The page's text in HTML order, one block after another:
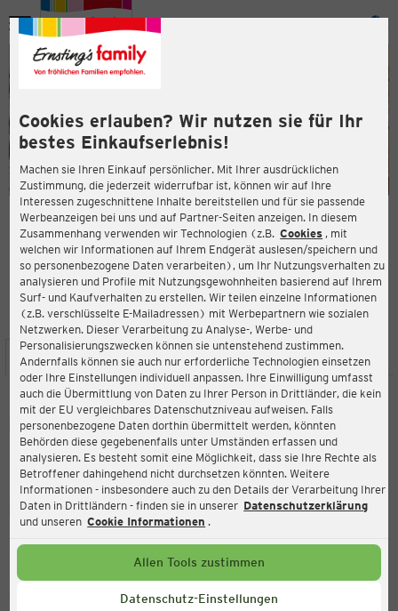
Cookies erlauben? Wir nutzen sie für Ihr
bestes Einkaufserlebnis!
Machen sie Ihren Einkauf persönlicher. Mit Ihrer ausdrücklichen
Zustimmung, die jederzeit widerrufbar ist, können wir auf Ihre
Interessen zugeschnittene Inhalte bereitstellen und für sie passende
Werbeanzeigen bei uns und auf Partner-Seiten anzeigen. In diesem
Zusammenhang verwenden wir Technologien (z.B. Cookies , mit
welchen wir Informationen auf Ihrem Endgerät auslesen/speichern und
so personenbezogene Daten verarbeiten), um Ihr Nutzungsverhalten zu
analysieren und Profile mit Nutzungsgewohnheiten basierend auf Ihrem
Surf- und Kaufverhalten zu erstellen. Wir teilen einzelne Informationen
(z.B. verschlüsselte E-Mailadressen) mit Werbepartnern wie sozialen
Netzwerken. Dieser Verarbeitung zu Analyse-, Werbe- und
Personalisierungszwecken können sie untenstehend zustimmen.
Andernfalls können sie auch nur erforderliche Technologien einsetzen
oder Ihre Einstellungen individuell anpassen. Ihre Einwilligung umfasst
auch die Übermittlung von Daten zu Ihrer Person in Drittländer, die kein
mit der EU vergleichbares Datenschutzniveau aufweisen. Falls
personenbezogene Daten dorthin übermittelt werden, könnten
Behörden diese gegebenenfalls unter Umständen erfassen und
analysieren. Es besteht somit eine Möglichkeit, dass sie Ihre Rechte als
Betroffener dahingehend nicht durchsetzen könnten. Weitere
Informationen - insbesondere auch zu den Details der Verarbeitung Ihrer
Daten in Drittländern - finden sie in unserer Datenschutzerklärung
und unseren Cookie Informationen .
Allen Tools zustimmen
Datenschutz-Einstellungen
Menü
ERNSTING'S FAMILY FILIALE
Schwanitzstraße 1
98693 Ilmenau
3,9
Bewertung:
STANDORT SERVICES SORTIMENT AKTIONEN
Ernsting's family
Schwanitzstraße 1, 98693 Ilmenau
Aktuell:
Geöffnet
Service Hotline